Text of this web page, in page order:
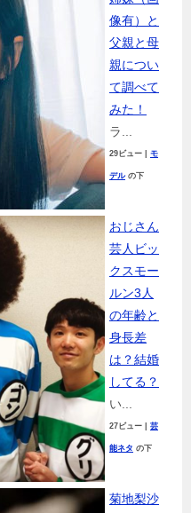
像有）と
父親と母
親につい
て調べて
みた！
ラ...
29ビュー モ
デルの下
おじさん
芸人ビッ
クスモー
ルン3人
の年齢と
身長差
は？結婚
してる？
い...
27ビュー 芸
能ネタ の下
菊地梨沙